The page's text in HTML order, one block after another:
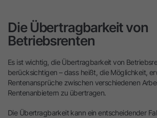
Die Übertragbarkeit von
Betriebsrenten
Es ist wichtig, die Übertragbarkeit von
berücksichtigen – dass heißt, die Möglichkeit,
Rentenansprüche zwischen verschiedenen
Rentenanbietern zu übertragen.
Die Übertragbarkeit kann ein entscheidender